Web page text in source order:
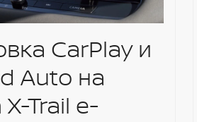
CarPlay и
Auto на
Trail e-